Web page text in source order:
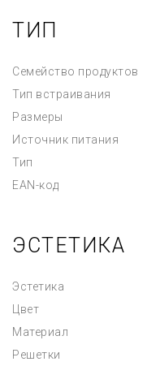
ТИП
Семейство продуктов
Тип встраивания
Размеры
Источник питания
Тип
EAN-код
ЭСТЕТИКА
Эстетика
Цвет
Материал
Решетки